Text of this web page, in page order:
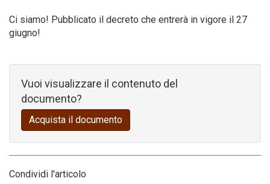
Codice della strada
Ci siamo! Pubblicato il decreto che entrerà in vigore il 27
giugno!
Vuoi visualizzare il contenuto del
documento?
Acquista il documento
Condividi l'articolo